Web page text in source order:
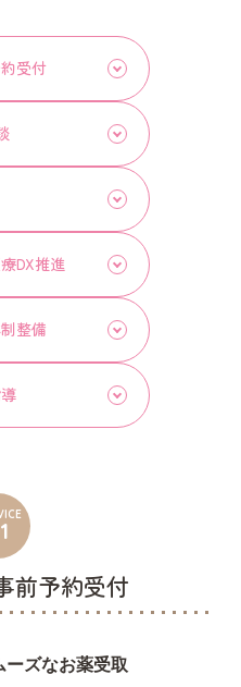
受付
DX推進
整備
前予約受付
ーズなお薬受取